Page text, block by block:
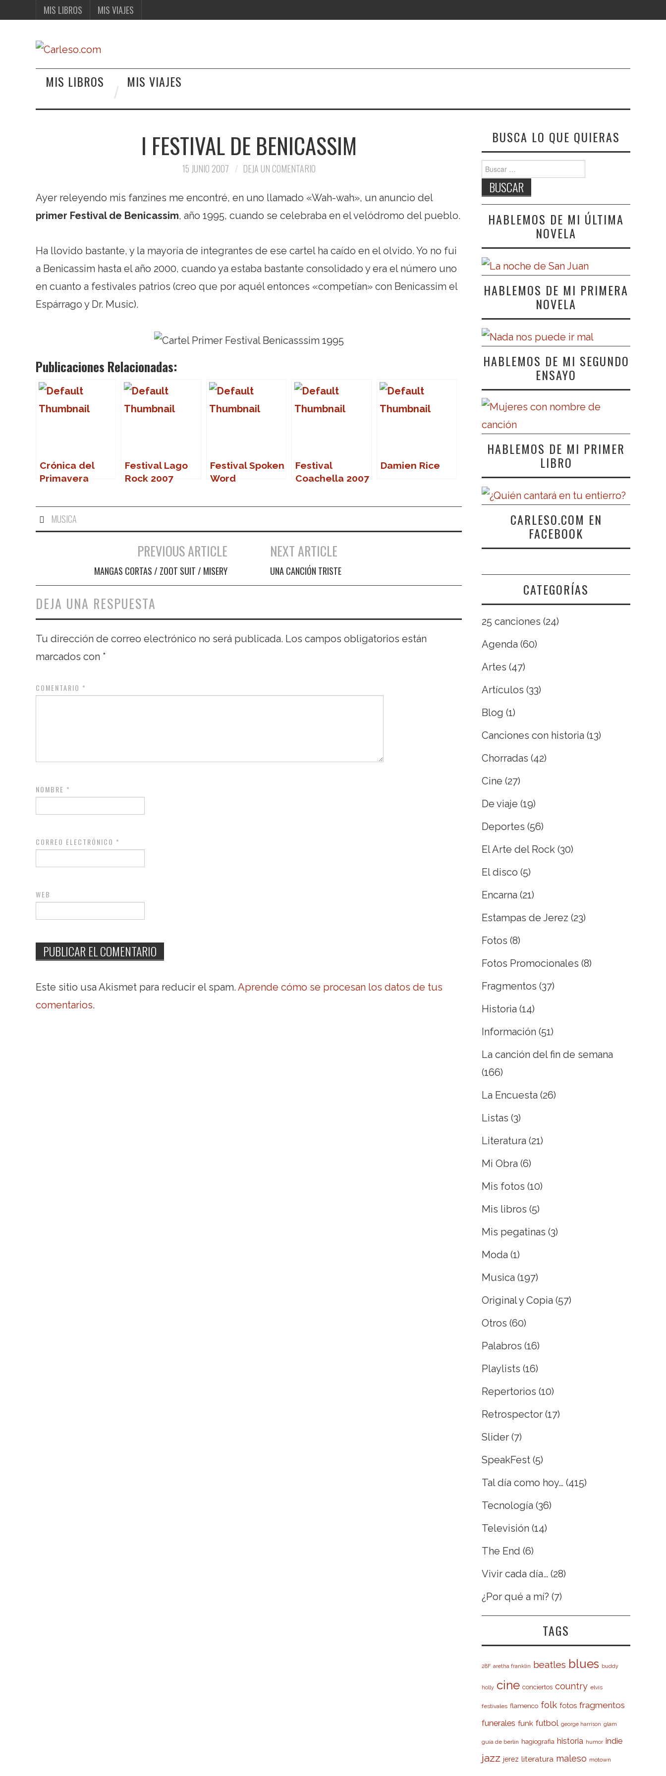
MIS LIBROS MIS VIAJES
MIS LIBROS MIS VIAJES
I FESTIVAL DE BENICASSIM
15 JUNIO 2007 DEJA UN COMENTARIO
Ayer releyendo mis fanzines me encontré, en uno llamado «Wah-wah», un anuncio del
primer Festival de Benicassim, año 1995, cuando se celebraba en el velódromo del pueblo.
Ha llovido bastante, y la mayoría de integrantes de ese cartel ha caído en el olvido. Yo no fui
a Benicassim hasta el año 2000, cuando ya estaba bastante consolidado y era el número uno
en cuanto a festivales patrios (creo que por aquél entonces «competían» con Benicassim el
Espárrago y Dr. Music).
Publicaciones Relacionadas:
Crónica del
Primavera
Festival Lago
Rock 2007
Festival Spoken
Word
Festival
Coachella 2007
Damien Rice
MUSICA
Navegación de entradas
PREVIOUS ARTICLE
MANGAS CORTAS / ZOOT SUIT / MISERY
NEXT ARTICLE
UNA CANCIÓN TRISTE
DEJA UNA RESPUESTA
Tu dirección de correo electrónico no será publicada. Los campos obligatorios están
marcados con *
COMENTARIO *
NOMBRE *
CORREO ELECTRÓNICO *
WEB
Este sitio usa Akismet para reducir el spam. Aprende cómo se procesan los datos de tus
comentarios.
BUSCA LO QUE QUIERAS
Buscar:
HABLEMOS DE MI ÚLTIMA
NOVELA
HABLEMOS DE MI PRIMERA
NOVELA
HABLEMOS DE MI SEGUNDO
ENSAYO
HABLEMOS DE MI PRIMER
LIBRO
CARLESO.COM EN
FACEBOOK
CATEGORÍAS
25 canciones (24)
Agenda (60)
Artes (47)
Artículos (33)
Blog (1)
Canciones con historia (13)
Chorradas (42)
Cine (27)
De viaje (19)
Deportes (56)
El Arte del Rock (30)
El disco (5)
Encarna (21)
Estampas de Jerez (23)
Fotos (8)
Fotos Promocionales (8)
Fragmentos (37)
Historia (14)
Información (51)
La canción del fin de semana
(166)
La Encuesta (26)
Listas (3)
Literatura (21)
Mi Obra (6)
Mis fotos (10)
Mis libros (5)
Mis pegatinas (3)
Moda (1)
Musica (197)
Original y Copia (57)
Otros (60)
Palabros (16)
Playlists (16)
Repertorios (10)
Retrospector (17)
Slider (7)
SpeakFest (5)
Tal día como hoy… (415)
Tecnología (36)
Televisión (14)
The End (6)
Vivir cada día… (28)
¿Por qué a mí? (7)
TAGS
28F aretha franklin beatles blues buddy
holly cine conciertos country elvis
festivales flamenco folk fotos fragmentos
funerales funk futbol george harrison glam
guía de berlín hagiografia historia humor indie
jazz jerez literatura maleso motown